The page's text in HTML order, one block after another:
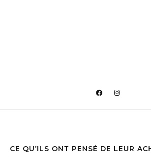
CE QU’ILS ONT PENSÉ DE LEUR